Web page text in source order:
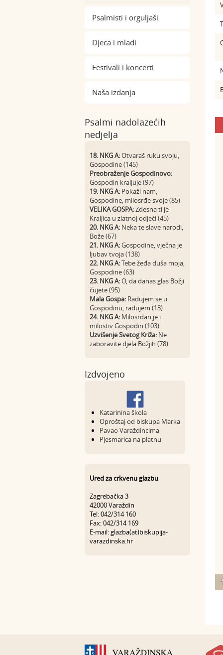
Psalmisti i orguljaši
Djeca i mladi
Festivali i koncerti
Naša izdanja
Psalmi nadolazećih
nedjelja
18. NKG A:Otvaraš ruku svoju,
Gospodine (145)
Preobraženje Gospodinovo:
Gospodin kraljuje (97)
19. NKG A: Pokaži nam,
Gospodine, milosrđe svoje (85)
VELIKA GOSPA:Zdesna ti je
Kraljica u zlatnoj odjeći (45)
20. NKG A: Neka te slave narodi,
Bože (67)
21. NKG A:Gospodine, vječna je
ljubav tvoja (138)
22. NKG A:Tebe žeđa duša moja,
Gospodine (63)
23. NKG A:O, da danas glas Božji
čujete (95)
Mala Gospa: Radujem se u
Gospodinu, radujem (13)
24. NKG A: Milosrdan je i
milostiv Gospodin (103)
Uzvišenje Svetog Križa: Ne
zaboravite djela Božjih (78)
Izdvojeno
Katarinina škola
Oproštaj od biskupa Marka
Pavao Varaždincima
Pjesmarica na platnu
Ured za crkvenu glazbu
Zagrebačka 3
42000 Varaždin
Tel: 042/314 160
Fax: 042/314 169
E-mail: glazba(at)biskupija-
varazdinska.hr